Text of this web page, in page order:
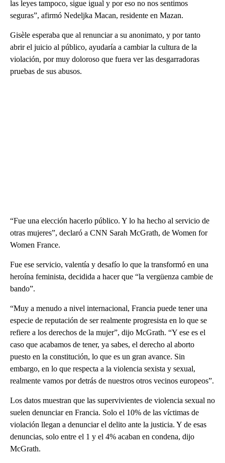
las leyes tampoco, sigue igual y por eso no nos sentimos
seguras”, afirmó Nedeljka Macan, residente en Mazan.
Gisèle esperaba que al renunciar a su anonimato, y por tanto
abrir el juicio al público, ayudaría a cambiar la cultura de la
violación, por muy doloroso que fuera ver las desgarradoras
pruebas de sus abusos.
“Fue una elección hacerlo público. Y lo ha hecho al servicio de
otras mujeres”, declaró a CNN Sarah McGrath, de Women for
Women France.
Fue ese servicio, valentía y desafío lo que la transformó en una
heroína feminista, decidida a hacer que “la vergüenza cambie de
bando”.
“Muy a menudo a nivel internacional, Francia puede tener una
especie de reputación de ser realmente progresista en lo que se
refiere a los derechos de la mujer”, dijo McGrath. “Y ese es el
caso que acabamos de tener, ya sabes, el derecho al aborto
puesto en la constitución, lo que es un gran avance. Sin
embargo, en lo que respecta a la violencia sexista y sexual,
realmente vamos por detrás de nuestros otros vecinos europeos”.
Los datos muestran que las supervivientes de violencia sexual no
suelen denunciar en Francia. Solo el 10% de las víctimas de
violación llegan a denunciar el delito ante la justicia. Y de esas
denuncias, solo entre el 1 y el 4% acaban en condena, dijo
McGrath.